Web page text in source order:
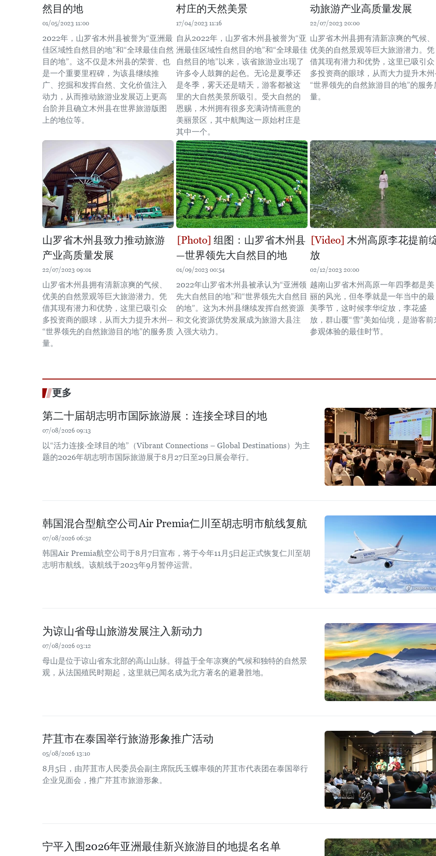
然目的地
01/05/2023 11:00
2022年，山罗省木州县被誉为“亚洲最
佳区域性自然目的地”和“全球最佳自然
目的地”。这不仅是木州县的荣誉、也
是一个重要里程碑，为该县继续推
广、挖掘和发挥自然、文化价值注入
动力，从而推动旅游业发展迈上更高
台阶并且确立木州县在世界旅游版图
上的地位等。
村庄的天然美景
17/04/2023 11:16
自从2022年，山罗省木州县被誉为“亚
洲最佳区域性自然目的地”和“全球最佳
自然目的地”以来，该省旅游业出现了
许多令人鼓舞的起色。无论是夏季还
是冬季，雾天还是晴天，游客都被这
里的大自然美景所吸引。受大自然的
恩赐，木州拥有很多充满诗情画意的
美丽景区，其中航陶这一原始村庄是
其中一个。
动旅游产业高质量发展
22/07/2023 20:00
山罗省木州县拥有清新凉爽的气候、
优美的自然景观等巨大旅游潜力。凭
借其现有潜力和优势，这里已吸引众
多投资商的眼球，从而大力提升木
“世界领先的自然旅游目的地”的服务
量。
山罗省木州县致力推动旅游
产业高质量发展
22/07/2023 09:01
山罗省木州县拥有清新凉爽的气候、
优美的自然景观等巨大旅游潜力。凭
借其现有潜力和优势，这里已吸引众
多投资商的眼球，从而大力提升木州--
“世界领先的自然旅游目的地”的服务质
量。
组图：山罗省木州县
—世界领先大自然目的地
01/09/2023 00:54
2022年山罗省木州县被承认为“亚洲领
先大自然目的地”和“世界领先大自然目
的地”。这为木州县继续发挥自然资源
和文化资源优势发展成为旅游大县注
入强大动力。
木州高原李花提前
放
02/12/2023 20:00
越南山罗省木州高原一年四季都是美
丽的风光，但冬季就是一年当中的最
美季节，这时候李华绽放，李花盛
放，群山覆“雪”美如仙境，是游客前
参观体验的最佳时节。
更多
第二十届胡志明市国际旅游展：连接全球目的地
07/08/2026 09:13
以“活力连接·全球目的地”（Vibrant Connections – Global Destinations）为主
题的2026年胡志明市国际旅游展于8月27日至29日展会举行。
韩国混合型航空公司Air Premia仁川至胡志明市航线复航
07/08/2026 06:52
韩国Air Premia航空公司于8月7日宣布，将于今年11月5日起正式恢复仁川至胡
志明市航线。该航线于2023年9月暂停运营。
为谅山省母山旅游发展注入新动力
07/08/2026 03:12
母山是位于谅山省东北部的高山山脉。得益于全年凉爽的气候和独特的自然景
观，从法国殖民时期起，这里就已闻名成为北方著名的避暑胜地。
芹苴市在泰国举行旅游形象推广活动
05/08/2026 13:10
8月5日，由芹苴市人民委员会副主席阮氏玉蝶率领的芹苴市代表团在泰国举行
企业见面会，推广芹苴市旅游形象。
宁平入围2026年亚洲最佳新兴旅游目的地提名名单